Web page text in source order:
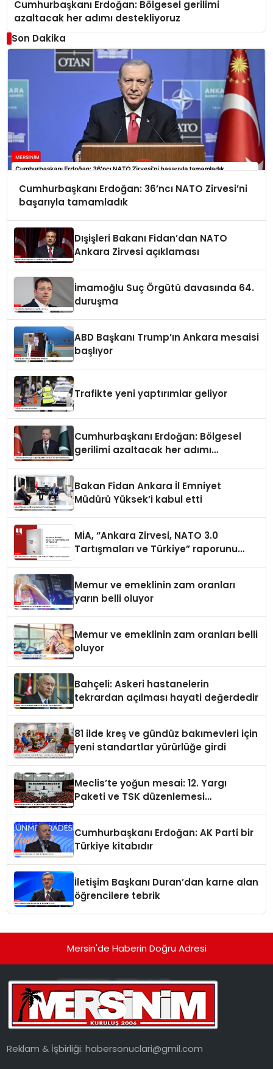
Cumhurbaşkanı Erdoğan: Bölgesel gerilimi
azaltacak her adımı destekliyoruz
Son Dakika
Cumhurbaşkanı Erdoğan: 36’ncı NATO Zirvesi’ni
başarıyla tamamladık
Dışişleri Bakanı Fidan’dan NATO
Ankara Zirvesi açıklaması
İmamoğlu Suç Örgütü davasında 64.
duruşma
ABD Başkanı Trump’ın Ankara mesaisi
başlıyor
Trafikte yeni yaptırımlar geliyor
Cumhurbaşkanı Erdoğan: Bölgesel
gerilimi azaltacak her adımı
Bakan Fidan Ankara İl Emniyet
Müdürü Yüksek’i kabul etti
MİA, “Ankara Zirvesi, NATO 3.0
Tartışmaları ve Türkiye” raporunu
Memur ve emeklinin zam oranları
yarın belli oluyor
Memur ve emeklinin zam oranları belli
oluyor
Bahçeli: Askeri hastanelerin
tekrardan açılması hayati değerdedir
81 ilde kreş ve gündüz bakımevleri için
yeni standartlar yürürlüğe girdi
Meclis’te yoğun mesai: 12. Yargı
Paketi ve TSK düzenlemesi
Cumhurbaşkanı Erdoğan: AK Parti bir
Türkiye kitabıdır
İletişim Başkanı Duran’dan karne alan
öğrencilere tebrik
Mersin'de Haberin Doğru Adresi
Reklam & İşbirliği:habersonuclari@gmil.com